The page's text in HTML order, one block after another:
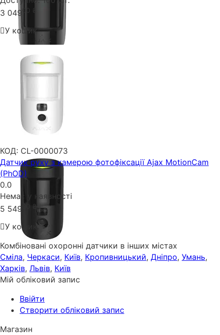
3 049 00 ₴
У кошик
КОД: CL-0000073
Датчик руху з камерою фотофіксації Ajax MotionCam
(PhOD)
0.0
Немає у наявності
5 549 00 ₴
У кошик
Комбіновані охоронні датчики в інших містах
Сміла, Черкаси, Київ, Кропивницький, Дніпро, Умань,
Харків, Львів, Київ
Мій обліковий запис
Ввійти
Створити обліковий запис
Магазин